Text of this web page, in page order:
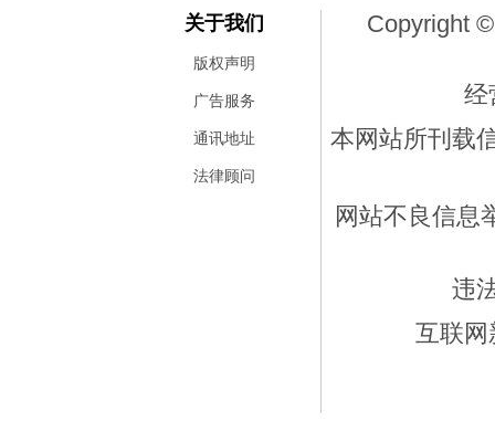
关于我们
版权声明
广告服务
通讯地址
法律顾问
Copyright
经
本网站所刊载
网站不良信息
违
互联网